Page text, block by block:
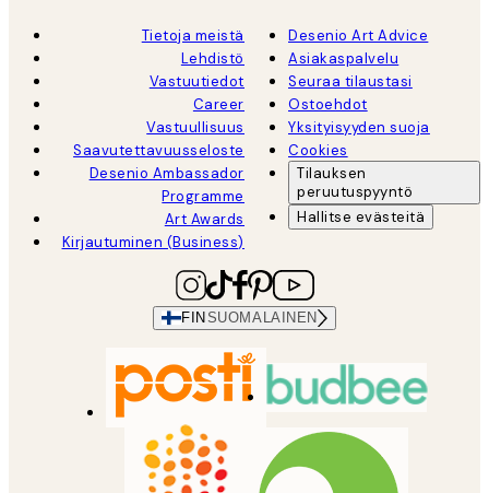
Tietoja meistä
Lehdistö
Vastuutiedot
Career
Vastuullisuus
Saavutettavuusseloste
Desenio Ambassador
Programme
Art Awards
Kirjautuminen (Business)
Desenio Art Advice
Asiakaspalvelu
Seuraa tilaustasi
Ostoehdot
Yksityisyyden suoja
Cookies
Tilauksen
peruutuspyyntö
Hallitse evästeitä
FIN SUOMALAINEN